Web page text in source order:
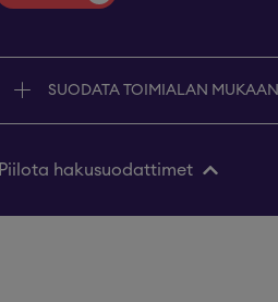
SUODATA TOIMIALAN MUKAAN
Piilota hakusuodattimet